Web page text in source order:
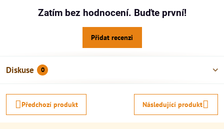
Zatím bez hodnocení. Buďte první!
Přidat recenzi
Diskuse 0
Předchozí produkt Následující produkt